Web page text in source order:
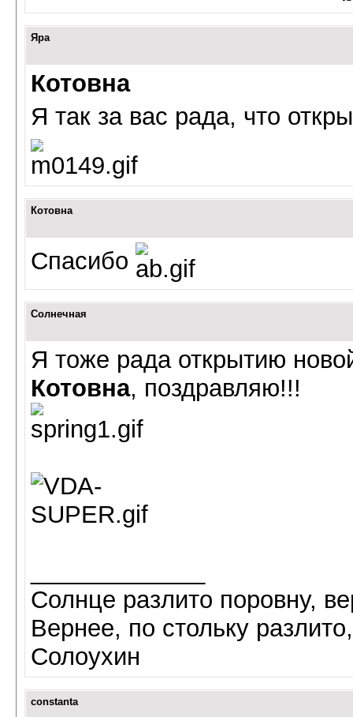
Яра
Котовна
Я так за вас рада, что
Котовна
Спасибо
Солнечная
Я тоже рада открытию
Котовна, поздравляю!!!
Солнце разлито поровну,
Вернее, по стольку
Солоухин
constanta